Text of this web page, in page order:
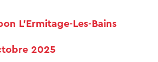
L'Ermitage-Les-Bains
2025